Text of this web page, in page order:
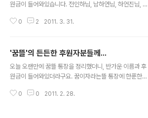
원금이 들어와있습니다. 전인하님, 남하연님, 하언진님, 황
(이상 농협), 이승진님, 주경근님(이상 풀무신협)께 감사의
님, 김용우께도 감사의 마음을 전합니다. 금쪽같은 시간과
마음을 나눠주셔서 꿈뜰에 얼마나 큰 힘이 되었는지 모릅
니다. 홍동토종종자모임에서 토종씨앗(잔치참외, 사과참
벼, 청태, 붉은팥, 토종옥수수, 나물콩, 흑진주 옥수수, 병아
0 2 2011. 3. 31.
'꿈뜰'의 든든한 후원자분들께...
오늘 오랜만에 꿈뜰 통장을 정리했더니, 반가운 이름과 후
원금이 들어와있더라구요. 꿈이자라는뜰 통장에 한푼한푼
쌓여갑니다. 송주한님, 농부의 아내 까페 양윤정+주하늬
0 0 2011. 2. 28.